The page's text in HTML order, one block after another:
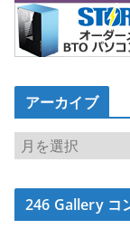
アーカイブ
ア
ー
カ
イ246 Gallery コ